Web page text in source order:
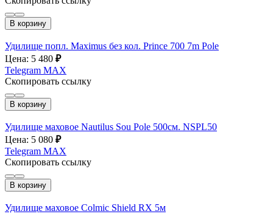
В корзину
Удилище попл. Maximus без кол. Prince 700 7m Pole
Цена: 5 480 ₽
Telegram MAX
Скопировать ссылку
В корзину
Удилище маховое Nautilus Sou Pole 500см. NSPL50
Цена: 5 080 ₽
Telegram MAX
Скопировать ссылку
В корзину
Удилище маховое Colmic Shield RX 5м